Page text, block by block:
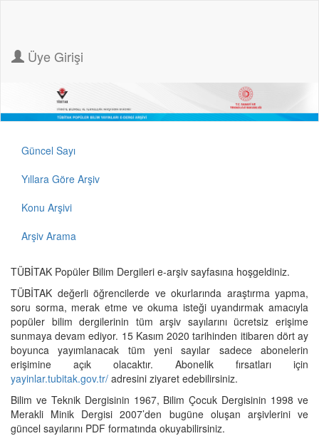
Üye Girişi
Güncel Sayı
Yıllara Göre Arşiv
Konu Arşivi
Arşiv Arama
TÜBİTAK Popüler Bilim Dergileri e-arşiv sayfasına hoşgeldiniz.
TÜBİTAK değerli öğrencilerde ve okurlarında araştırma yapma,
soru sorma, merak etme ve okuma isteği uyandırmak amacıyla
popüler bilim dergilerinin tüm arşiv sayılarını ücretsiz erişime
sunmaya devam ediyor. 15 Kasım 2020 tarihinden itibaren dört ay
boyunca yayımlanacak tüm yeni sayılar sadece abonelerin
erişimine açık olacaktır. Abonelik fırsatları için
yayinlar.tubitak.gov.tr/ adresini ziyaret edebilirsiniz.
Bilim ve Teknik Dergisinin 1967, Bilim Çocuk Dergisinin 1998 ve
Merakli Minik Dergisi 2007’den bugüne oluşan arşivlerini ve
güncel sayılarını PDF formatında okuyabilirsiniz.